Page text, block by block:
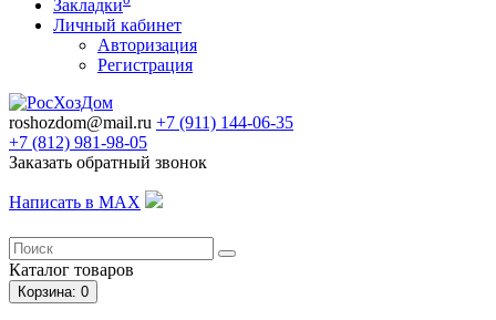
Закладки
Личный кабинет
Авторизация
Регистрация
roshozdom@mail.ru +7 (911) 144-06-35
+7 (812) 981-98-05
Заказать обратный звонок
Написать в MAX
Каталог товаров
Корзина: 0